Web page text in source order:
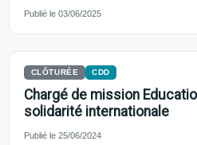
Publié le 03/06/2025
CLÔTURÉE CDD
Chargé de mission
solidarité internationale
Publié le 25/06/2024